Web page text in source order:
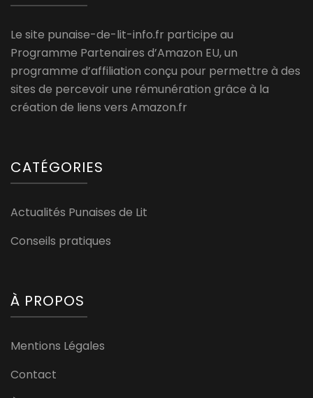
Le site punaise-de-lit-info.fr participe au
Programme Partenaires d’Amazon EU, un
programme d’affiliation conçu pour permettre à des
sites de percevoir une rémunération grâce à la
création de liens vers Amazon.fr
CATÉGORIES
Actualités Punaises de Lit
Conseils pratiques
À PROPOS
Mentions Légales
Contact